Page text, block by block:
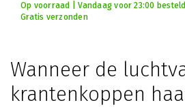
Op voorraad | Vandaag voor 23:00
Gratis verzonden
Wanneer de
krantenkoppen